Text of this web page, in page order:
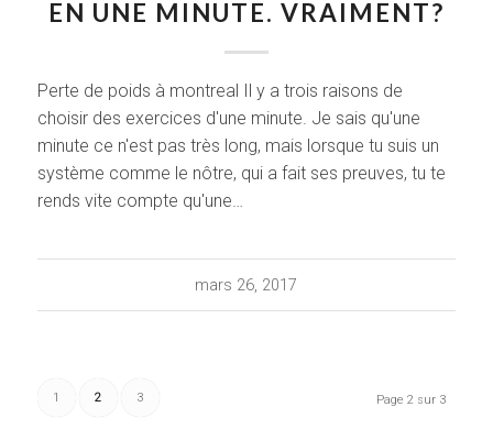
EN UNE MINUTE. VRAIMENT?
Perte de poids à montreal Il y a trois raisons de
choisir des exercices d'une minute. Je sais qu'une
minute ce n'est pas très long, mais lorsque tu suis un
système comme le nôtre, qui a fait ses preuves, tu te
rends vite compte qu'une…
mars 26, 2017
Page 2 sur 3
1 2 3